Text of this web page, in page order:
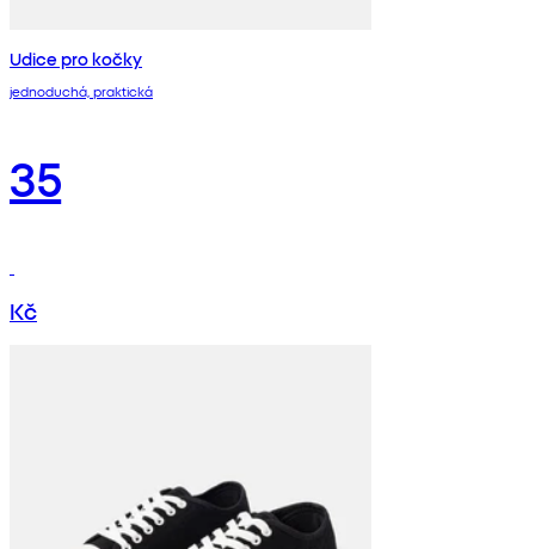
Udice pro kočky
jednoduchá, praktická
35
Kč